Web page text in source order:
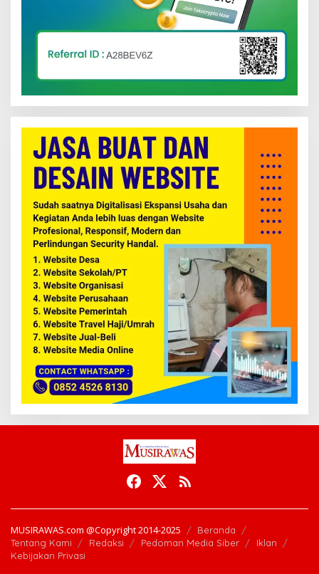
MUSIRAWAS.com @Copyright 2014-2025
Beranda
Tentang Kami
Redaksi Pedoman Media Siber
Iklan
Kebijakan Privasi